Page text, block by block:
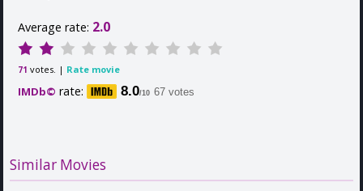
Average rate: 2.0
71 votes. | Rate movie
IMDb© rate: 8.0/10 67 votes
Similar Movies